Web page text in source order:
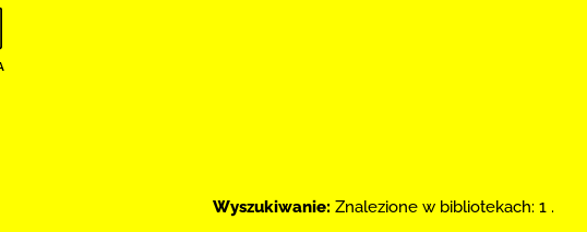
Wyszukiwanie: Znalezione w bibliotekach: 1 .